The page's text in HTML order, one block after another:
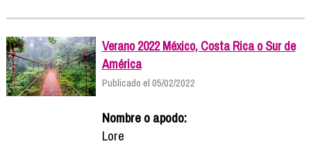
Verano 2022 México, Costa Rica o Sur de
América
Publicado el 05/02/2022
Nombre o apodo:
Lore